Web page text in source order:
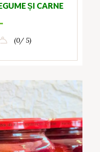
ȘI CARNE
(0/ 5)